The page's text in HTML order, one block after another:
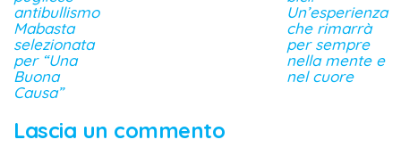
antibullismo
Mabasta
selezionata
per “Una
Buona
Causa”
Un’esperienza
che rimarrà
per sempre
nella mente e
nel cuore
Lascia un commento